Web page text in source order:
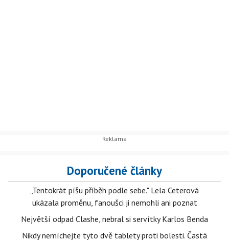
Doporučené články
„Tentokrát píšu příběh podle sebe." Lela Ceterová
ukázala proměnu, fanoušci ji nemohli ani poznat
Největší odpad Clashe, nebral si servítky Karlos Benda
Nikdy nemíchejte tyto dvě tablety proti bolesti. Častá